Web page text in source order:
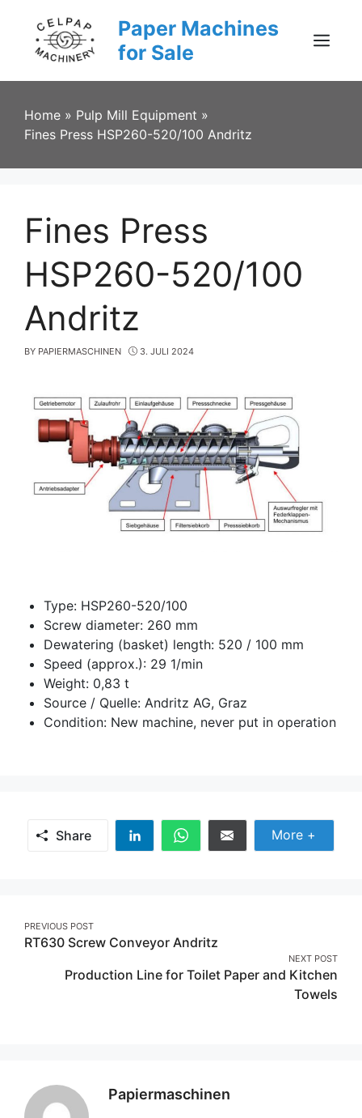
content
Paper Machines
for Sale
Menu
Home » Pulp Mill Equipment »
Fines Press HSP260-520/100 Andritz
Fines Press
HSP260-520/100
Andritz
BY PAPIERMASCHINEN 3. JULI 2024
Type: HSP260-520/100
Screw diameter: 260 mm
Dewatering (basket) length: 520 / 100 mm
Speed (approx.): 29 1/min
Weight: 0,83 t
Source / Quelle: Andritz AG, Graz
Condition: New machine, never put in operation
Share
Share
Share
Share
Share
More +
Post
navigation
PREVIOUS POST
RT630 Screw Conveyor Andritz
NEXT POST
Production Line for Toilet Paper and Kitchen
Towels
Papiermaschinen